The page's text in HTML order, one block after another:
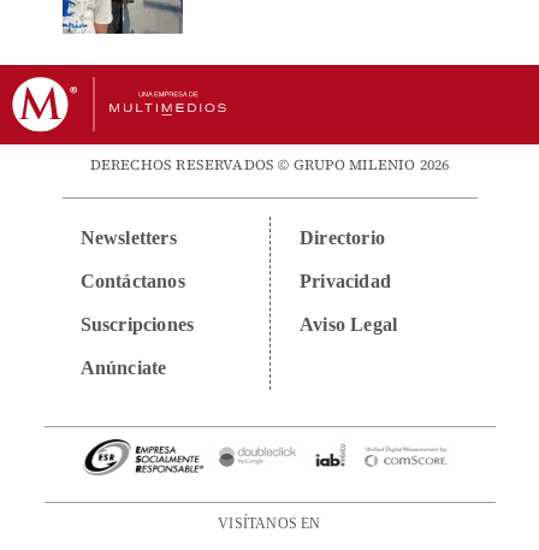
DERECHOS RESERVADOS © GRUPO MILENIO 2026
Newsletters
Contáctanos
Suscripciones
Anúnciate
Directorio
Privacidad
Aviso Legal
VISÍTANOS EN